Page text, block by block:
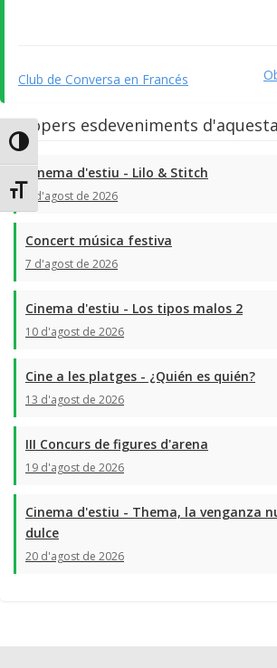
Toggle High Contrast
Toggle Font size
Club de Conversa en Francés
Propers esdeveniments
Cinema d'estiu - Lilo & Stitch
6 d'agost de 2026
Concert música festiva
7 d'agost de 2026
Cinema d'estiu - Los tipos malos 2
10 d'agost de 2026
Cine a les platges - ¿Quién es quién?
13 d'agost de 2026
III Concurs de figures d'arena
19 d'agost de 2026
Cinema d'estiu - Thema, la venganza
dulce
20 d'agost de 2026